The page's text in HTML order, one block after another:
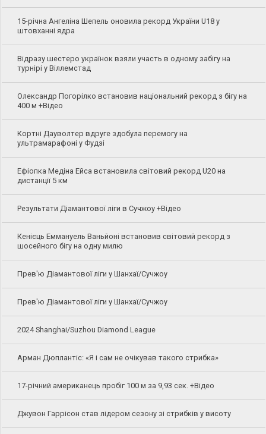
15-річна Ангеліна Шепель оновила рекорд України U18 у
штовханні ядра
Відразу шестеро українок взяли участь в одному забігу на
турнірі у Віллемстад
Олександр Погорілко встановив національний рекорд з бігу на
400 м +Відео
Кортні Дауволтер вдруге здобула перемогу на
ультрамарафоні у Фудзі
Ефіопка Медіна Ейса встановила світовий рекорд U20 на
дистанції 5 км
Результати Діамантової ліги в Сучжоу +Відео
Кенієць Еммануель Ваньйоні встановив світовий рекорд з
шосейного бігу на одну милю
Прев'ю Діамантової ліги у Шанхаї/Сучжоу
Прев'ю Діамантової ліги у Шанхаї/Сучжоу
2024 Shanghai/Suzhou Diamond League
Арман Дюплантіс: «Я і сам не очікував такого стрибка»
17-річний американець пробіг 100 м за 9,93 сек. +Відео
Джувон Гаррісон став лідером сезону зі стрибків у висоту